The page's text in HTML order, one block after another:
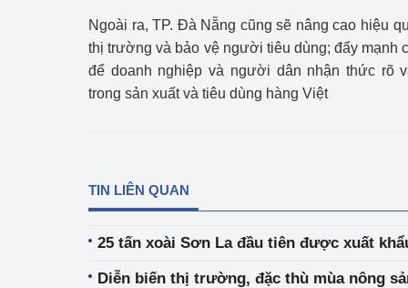
Ngoài ra, TP. Đà Nẵng cũng sẽ nâng cao hiệu
thị trường và bảo vệ người tiêu dùng; đẩy mạnh
để doanh nghiệp và người dân nhận thức rõ
trong sản xuất và tiêu dùng hàng Việt
TIN LIÊN QUAN
25 tấn xoài Sơn La đầu tiên được xuất
Diễn biến thị trường, đặc thù mùa nông